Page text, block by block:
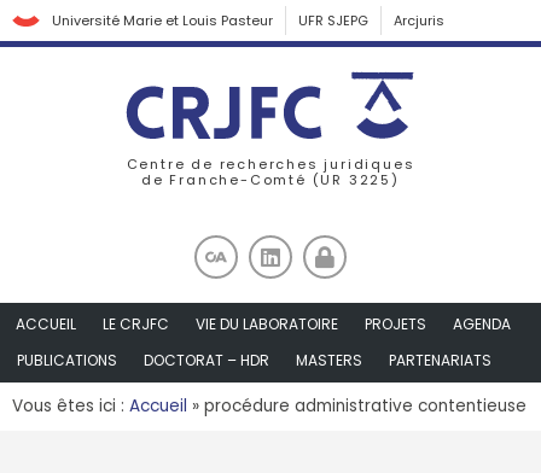
Université Marie et Louis Pasteur UFR SJEPG Arcjuris
Centre de recherches juridiques
de Franche-Comté (UR 3225)
ACCUEIL LE CRJFC VIE DU LABORATOIRE PROJETS
AGENDA
PUBLICATIONS
DOCTORAT – HDR MASTERS PARTENARIATS
Vous êtes ici : Accueil » procédure administrative contentieuse